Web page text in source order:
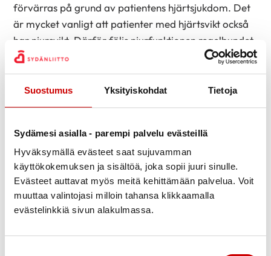
Suostumus Yksityiskohdat Tietoja
Sydämesi asialla - parempi palvelu evästeillä
Hyväksymällä evästeet saat sujuvamman
käyttökokemuksen ja sisältöä, joka sopii juuri sinulle.
Evästeet auttavat myös meitä kehittämään palvelua. Voit
muuttaa valintojasi milloin tahansa klikkaamalla
evästelinkkiä sivun alakulmassa.
förvärras på grund av patientens hjärtsjukdom. Det
är mycket vanligt att patienter med hjärtsvikt också
har njursvikt. Därför följs njurfunktionen regelbundet
upp hos dessa patienter. Det finns många mediciner
som utsöndras från kroppen genom njurarna och
många mediciner kan påverka njurfunktionen.
med hjärtsvikt. Järnbristen åtgärdas genom
järntillskott, vid behov i form av intravenöst dropp.
Enligt uppskattningar har upp till 40% av patienterna
med hjärtsvikt också förmaksflimmer. Nästan alla
patienter med förmaksflimmer måste också
störning i blodcirkulationen i hjärnan, en risk som